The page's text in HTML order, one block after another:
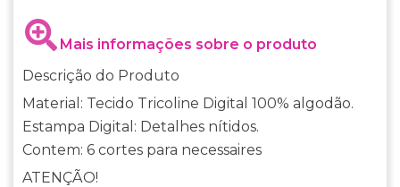
Mais informações sobre o produto
Descrição do Produto
Material: Tecido Tricoline Digital 100% algodão.
Estampa Digital: Detalhes nítidos.
Contem: 6 cortes para necessaires
ATENÇÃO!